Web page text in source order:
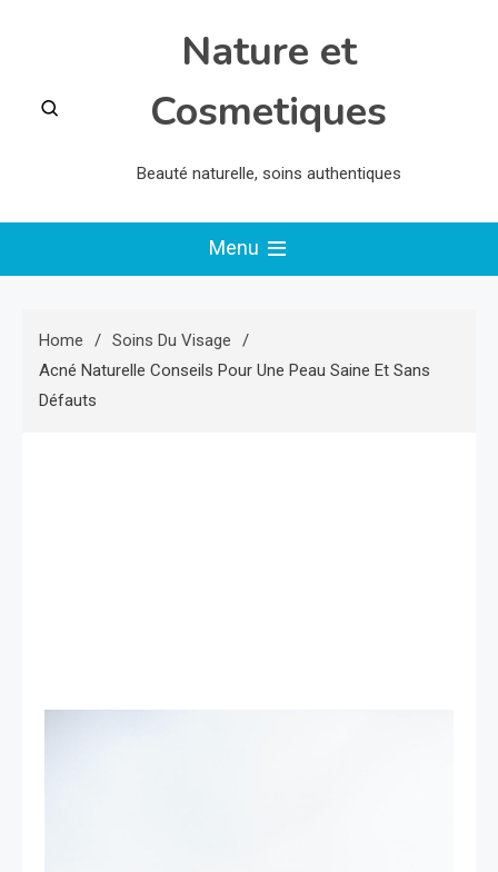
Nature et
Cosmetiques
Beauté naturelle, soins authentiques
Menu
Home
Soins Du Visage
Acné Naturelle Conseils Pour Une Peau Saine Et Sans
Défauts